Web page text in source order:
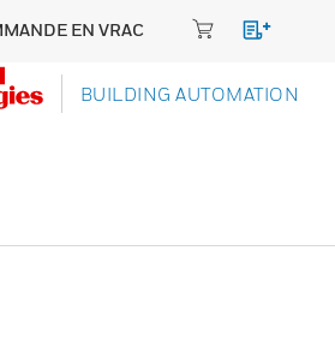
EN VRAC
BUILDING AUTOMATION